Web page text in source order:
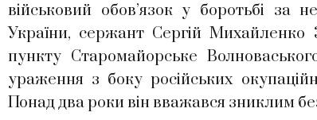
військовий обов’язок у боротьбі за
України, сержант Сергій Михайленко
пункту Старомайорське
ураження з боку російських
Понад два роки він вважався зниклим